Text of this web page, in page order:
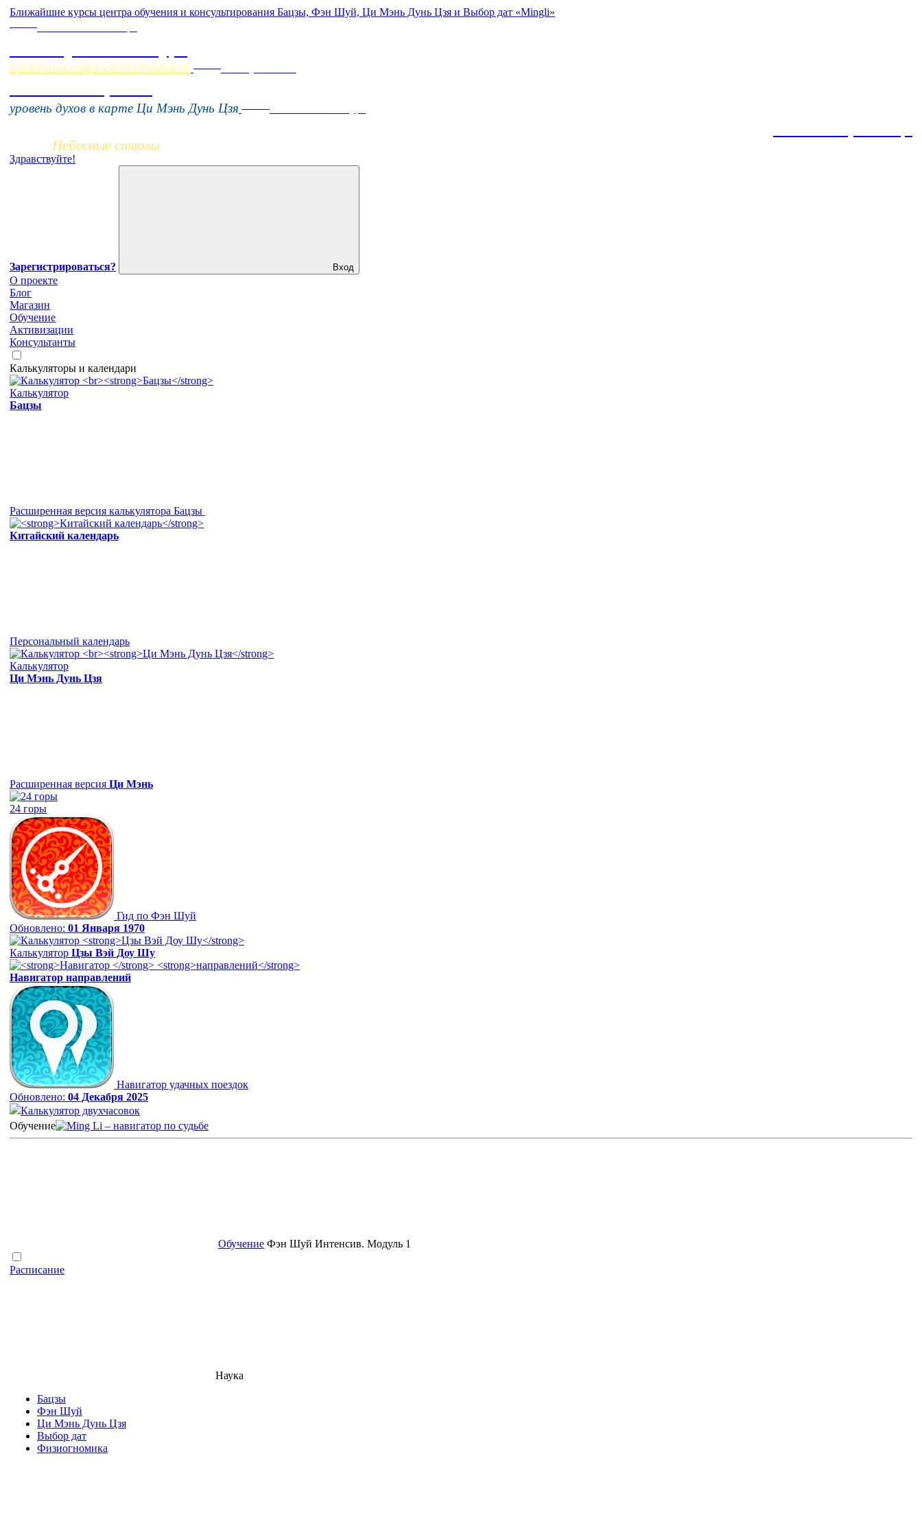
Ближайшие курсы центра обучения и консультирования Бацзы, Фэн Шуй, Ци Мэнь Дунь Цзя и Выбор дат «Mingli»
пространство, работающее на вас
уровень духов в карте Ци Мэнь Дунь Цзя
Небесные стволы
Здравствуйте!
Зарегистрироваться? Вход
О проекте
Блог
Магазин
Обучение
Активизации
Консультанты
Калькуляторы и календари
Калькулятор
Бацзы
Расширенная версия калькулятора Бацзы
Китайский календарь
Персональный календарь
Калькулятор
Ци Мэнь Дунь Цзя
Расширенная версия Ци Мэнь
24 горы
Гид по Фэн Шуй
Обновлено: 01 Января 1970
Калькулятор Цзы Вэй Доу Шу
Навигатор направлений
Навигатор удачных поездок
Обновлено: 04 Декабря 2025
Калькулятор двухчасовок
Обучение
Обучение Фэн Шуй Интенсив. Модуль 1
Расписание
Наука
Бацзы
Фэн Шуй
Ци Мэнь Дунь Цзя
Выбор дат
Физиогномика